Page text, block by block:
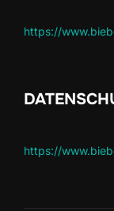
https://
https://